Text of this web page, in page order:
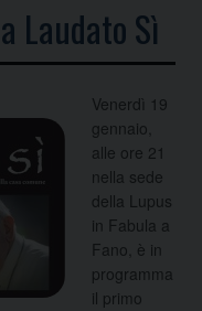
Laudato Sì
Venerdì 19
gennaio,
alle ore 21
nella sede
della Lupus
in Fabula a
Fano, è in
programma
il primo